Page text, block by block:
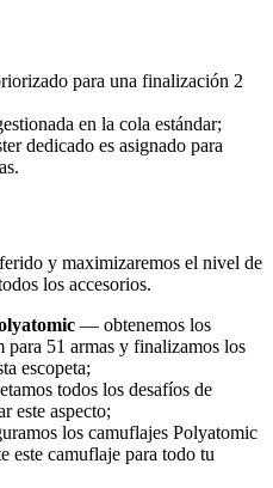
para una finalización 2
en la cola estándar;
dedicado es asignado para
y maximizaremos el nivel de
los accesorios.
— obtenemos los
51 armas y finalizamos los
escopeta;
todos los desafíos de
este aspecto;
los camuflajes Polyatomic
este camuflaje para todo tu